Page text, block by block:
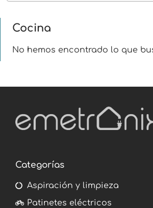
Cocina
No hemos encontrado lo que
Categorías
Aspiración y limpieza
Patinetes eléctricos